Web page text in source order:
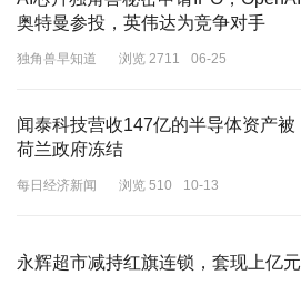
奥特曼参投，英伟达为竞争对手
独角兽早知道 浏览 2711 06-25
闻泰科技营收147亿的半导体资产被
荷兰政府冻结
每日经济新闻 浏览 510 10-13
永辉超市减持红旗连锁，套现上亿元